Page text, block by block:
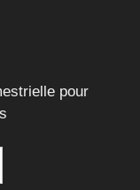
pour